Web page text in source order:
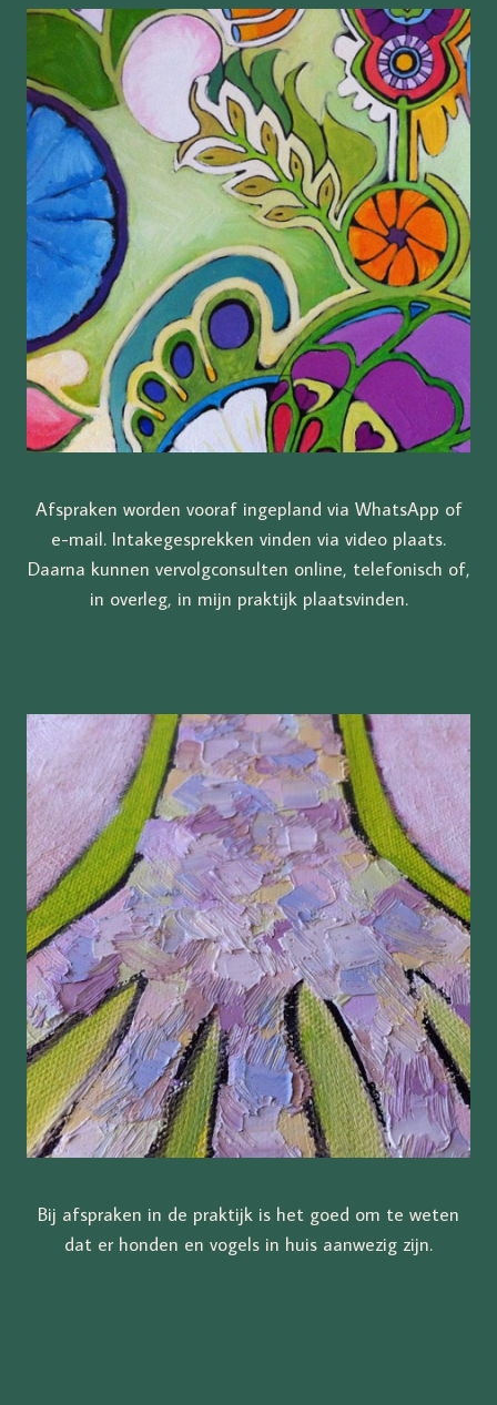
Afspraken worden vooraf ingepland via WhatsApp of
e-mail. Intakegesprekken vinden via video plaats.
Daarna kunnen vervolgconsulten online, telefonisch of,
in overleg, in mijn praktijk plaatsvinden.
Bij afspraken in de praktijk is het goed om te weten
dat er honden en vogels in huis aanwezig zijn.